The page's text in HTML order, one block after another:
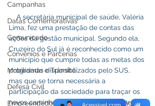
Campanhas
Datas Comemorativas
Comunicado
Convênios e Parcerias
Mobilidade e Trânsito
Defesa Civil
Empreendedorismo,Turismo e Inovação
    A secretária municipal de saúde, Valéria
Lima, fez uma prestação de contas das
ações da gestão municipal. Segundo ela,
Cruzeiro do Sul já é reconhecido como um
município que cumpre todas as metas dos
programas disponibilizados pelo SUS,
mas que se torna necessária a
participação da sociedade para traçar os
novos caminhos a serem seguidos para